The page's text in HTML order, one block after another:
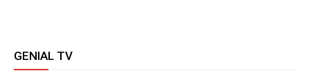
GENIAL TV